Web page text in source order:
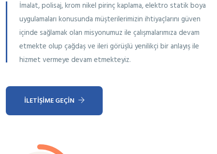
İmalat, polisaj, krom nikel pirinç kaplama, elektro statik boya
uygulamaları konusunda müşterilerimizin ihtiyaçlarını güven
içinde sağlamak olan misyonumuz ile çalışmalarımıza devam
etmekte olup çağdaş ve ileri görüşlü yenilikçi bir anlayış ile
hizmet vermeye devam etmekteyiz.
İLETIŞIME GEÇIN